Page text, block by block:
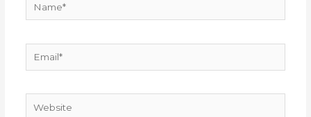
Website